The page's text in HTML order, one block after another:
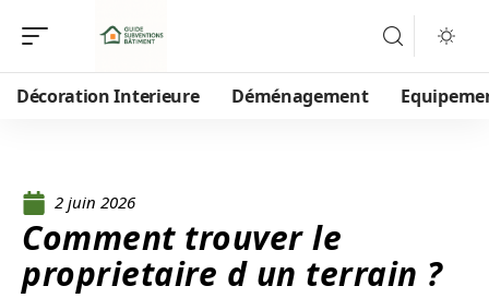
Décoration Interieure Déménagement
2 juin 2026
Comment trouver le
proprietaire d un terrain ?